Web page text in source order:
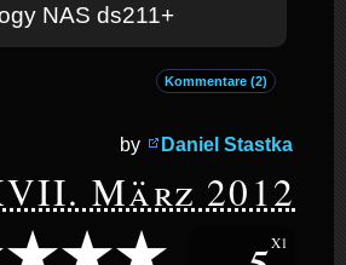
NAS ds211+
Kommentare (2)
by Daniel Stastka
März 2012
X1